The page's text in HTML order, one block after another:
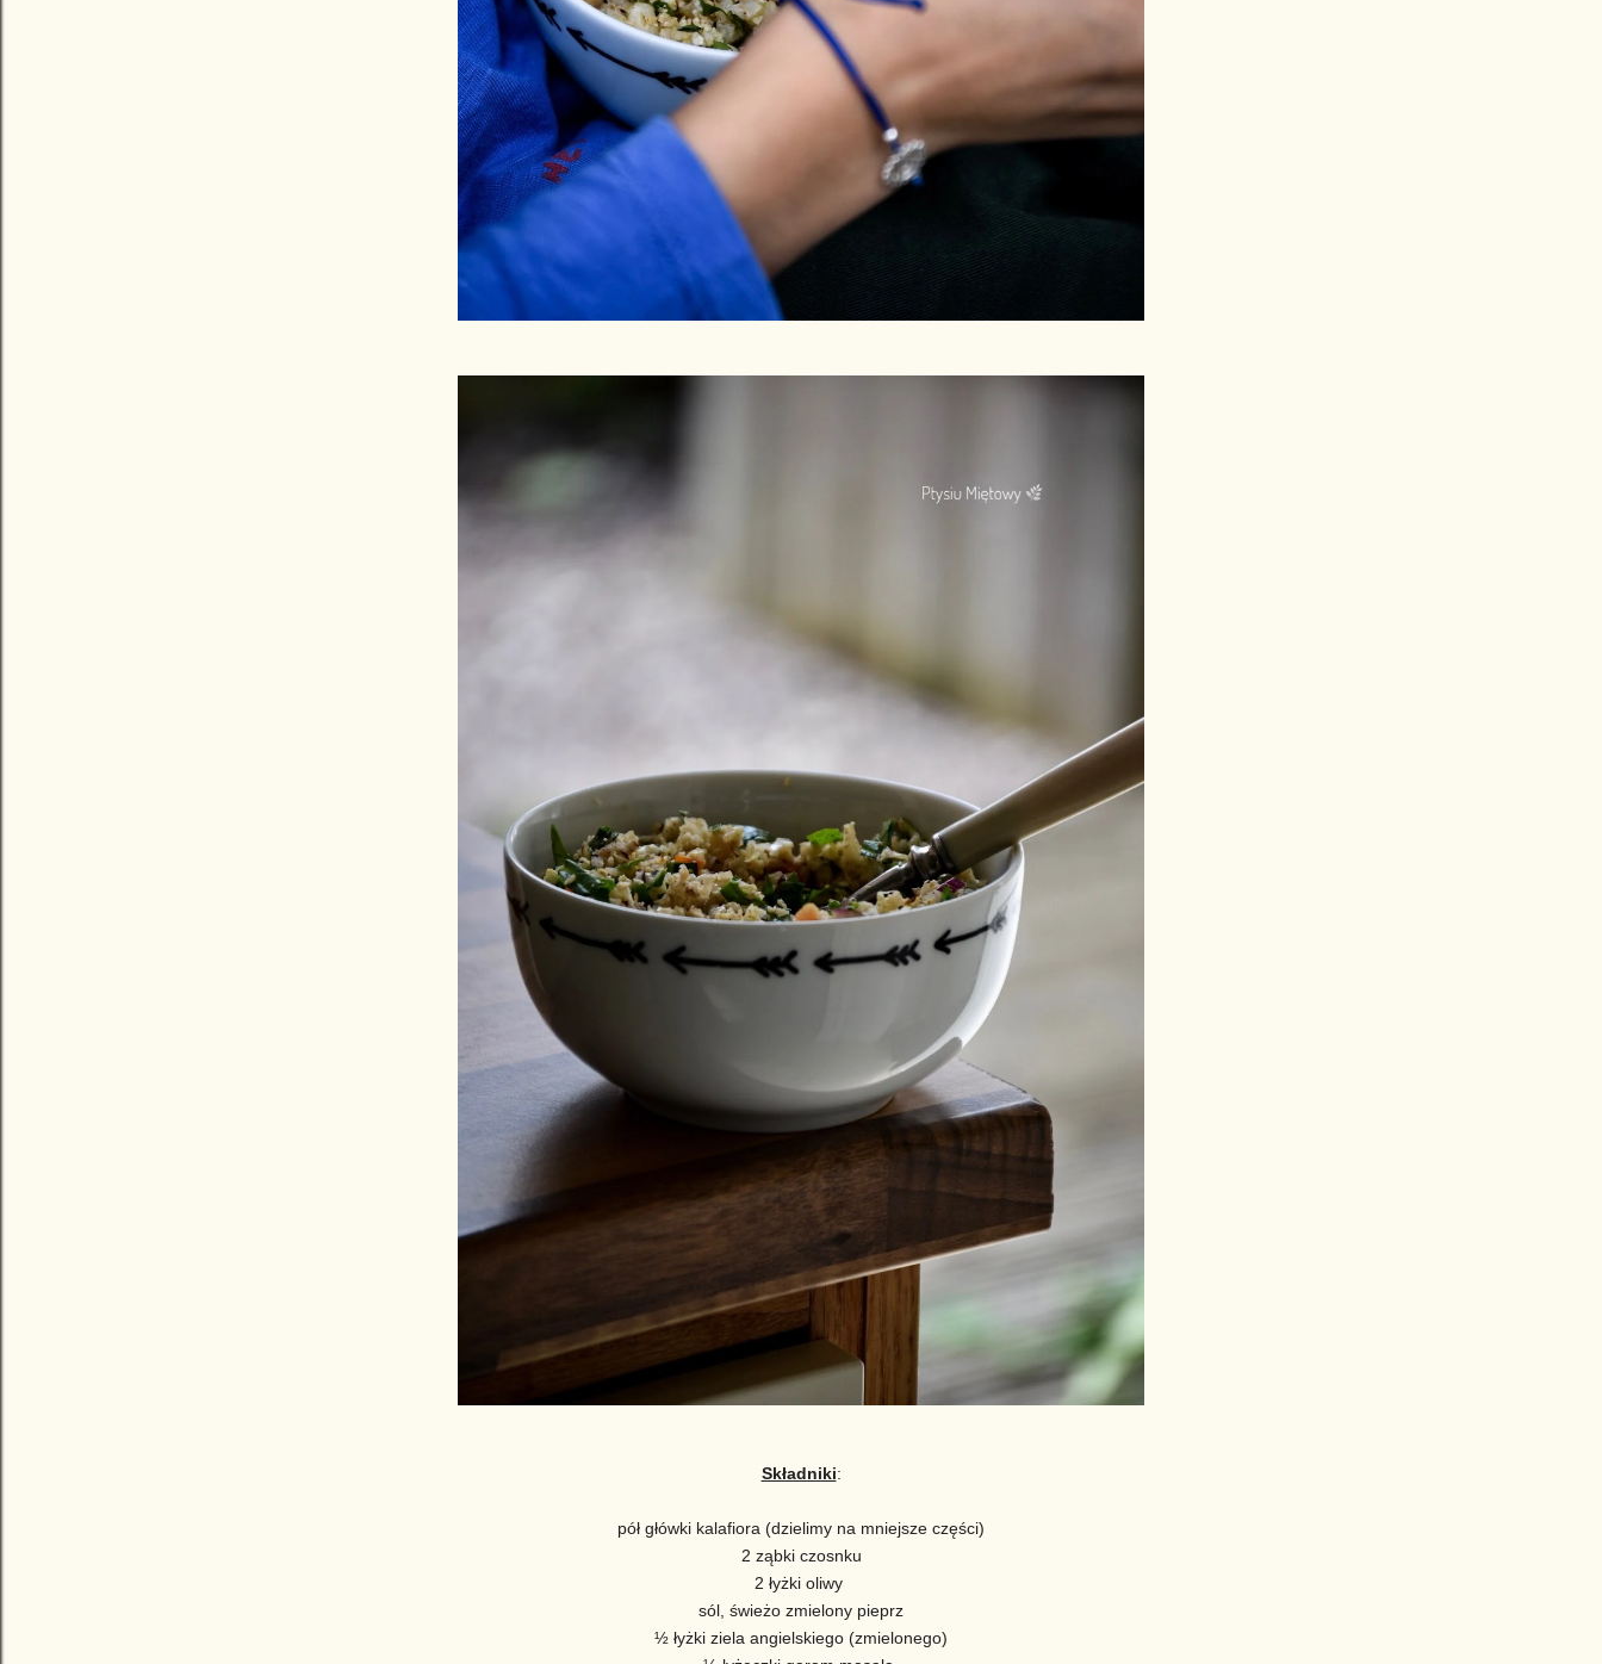
Składniki:
pół główki kalafiora (dzielimy na mniejsze części)
2 ząbki czosnku
2 łyżki oliwy
sól, świeżo zmielony pieprz
½ łyżki ziela angielskiego (zmielonego)